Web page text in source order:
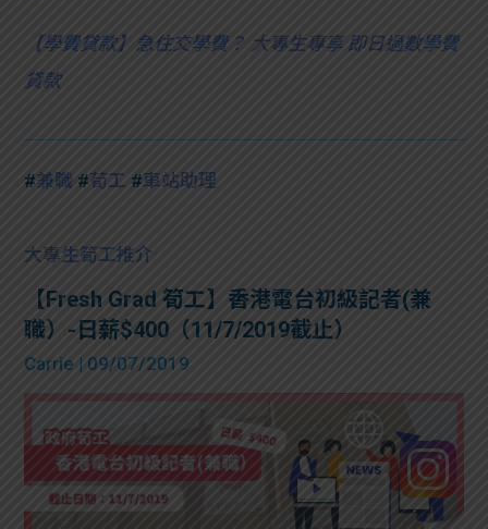
【學費貸款】急住交學費？ 大專生專享 即日過數學費
貸款
#兼職 #荀工 #車站助理
大專生筍工推介
【Fresh Grad 筍工】香港電台初級記者(兼
職）-日薪$400（11/7/2019截止）
Carrie | 09/07/2019